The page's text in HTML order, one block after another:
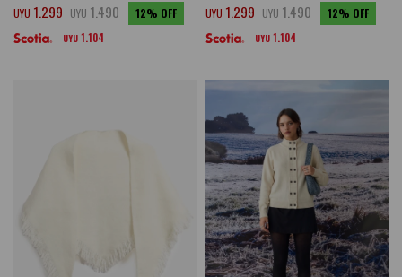
UYU 1.299 UYU1.490 12
UYU 1.104
UYU 1.299 UYU1.490 12
UYU 1.104